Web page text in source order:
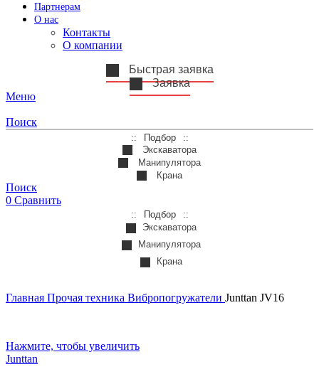
Партнерам
О нас
Контакты
О компании
Быстрая заявка
Заявка
Меню
Поиск
Подбор
Экскаватора
Манипулятора
Крана
Поиск
0 Сравнить
Подбор
Экскаватора
Манипулятора
Крана
Главная Прочая техника Вибропогружатели Junttan JV16
Нажмите, чтобы увеличить
Junttan